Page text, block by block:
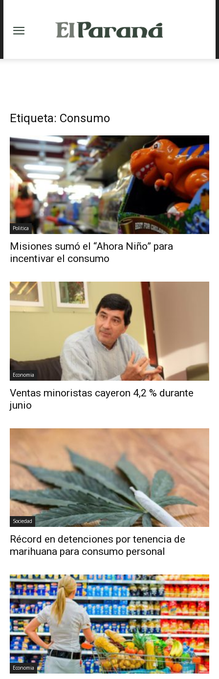
Etiqueta: Consumo
Politica
Misiones sumó el “Ahora Niño” para
incentivar el consumo
Economia
Ventas minoristas cayeron 4,2 % durante
junio
Sociedad
Récord en detenciones por tenencia de
marihuana para consumo personal
Economia